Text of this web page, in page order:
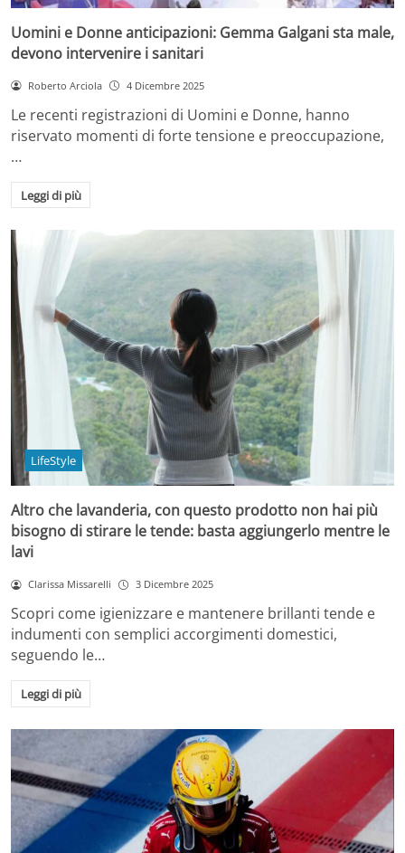
Uomini e Donne anticipazioni: Gemma Galgani sta male,
devono intervenire i sanitari
Roberto Arciola 4 Dicembre 2025
Le recenti registrazioni di Uomini e Donne, hanno
riservato momenti di forte tensione e preoccupazione,
…
Leggi di più
LifeStyle
Altro che lavanderia, con questo prodotto non hai più
bisogno di stirare le tende: basta aggiungerlo mentre le
lavi
Clarissa Missarelli 3 Dicembre 2025
Scopri come igienizzare e mantenere brillanti tende e
indumenti con semplici accorgimenti domestici,
seguendo le…
Leggi di più